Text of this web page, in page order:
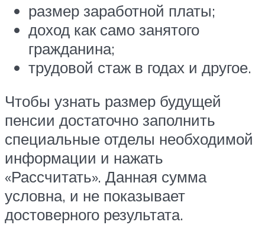
размер заработной платы;
доход как само занятого
гражданина;
трудовой стаж в годах и другое.
Чтобы узнать размер будущей
пенсии достаточно заполнить
специальные отделы необходимой
информации и нажать
«Рассчитать». Данная сумма
условна, и не показывает
достоверного результата.